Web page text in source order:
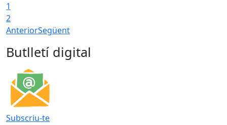
1
2
AnteriorSegüent
Butlletí digital
Subscriu-te